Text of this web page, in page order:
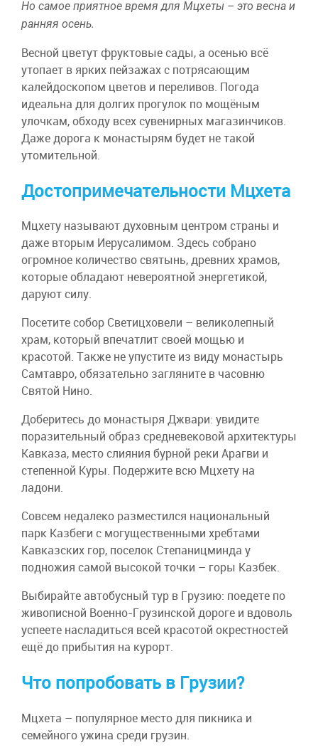
Но самое приятное время для Мцхеты – это весна и
ранняя осень.
Весной цветут фруктовые сады, а осенью всё
утопает в ярких пейзажах с потрясающим
калейдоскопом цветов и переливов. Погода
идеальна для долгих прогулок по мощёным
улочкам, обходу всех сувенирных магазинчиков.
Даже дорога к монастырям будет не такой
утомительной.
Достопримечательности Мцхета
Мцхету называют духовным центром страны и
даже вторым Иерусалимом. Здесь собрано
огромное количество святынь, древних храмов,
которые обладают невероятной энергетикой,
даруют силу.
Посетите собор Светицховели – великолепный
храм, который впечатлит своей мощью и
красотой. Также не упустите из виду монастырь
Самтавро, обязательно загляните в часовню
Святой Нино.
Доберитесь до монастыря Джвари: увидите
поразительный образ средневековой архитектуры
Кавказа, место слияния бурной реки Арагви и
степенной Куры. Подержите всю Мцхету на
ладони.
Совсем недалеко разместился национальный
парк Казбеги с могущественными хребтами
Кавказских гор, поселок Степаницминда у
подножия самой высокой точки – горы Казбек.
Выбирайте автобусный тур в Грузию: поедете по
живописной Военно-Грузинской дороге и вдоволь
успеете насладиться всей красотой окрестностей
ещё до прибытия на курорт.
Что попробовать в Грузии?
Мцхета – популярное место для пикника и
семейного ужина среди грузин.